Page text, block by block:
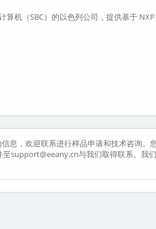
机（SBC）的以色列公司，提供基于
息，欢迎联系进行样品申请和技术咨询。
support@eeany.cn与我们取得联系。我